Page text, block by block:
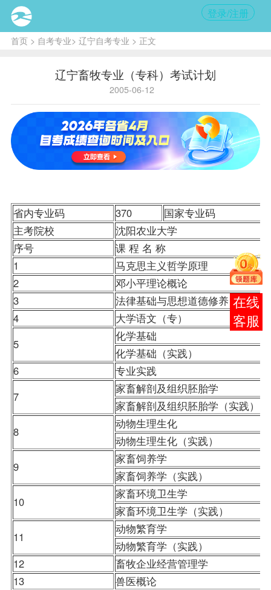
登录/注册
首页> 自考专业> 辽宁自考专业 > 正文
辽宁畜牧专业（专科）考试计划
2005-06-12
省内专业码 370
国家专业码
主考院校
沈阳农业大学
序号
课 程 名 称
1
马克思主义哲学原理
2
邓小平理论概论
3
法律基础与思想道德修养
4
大学语文 （专）
5
化学基础
化学基础（实践）
6
专业实践
7
家畜解剖及组织胚胎学
家畜解剖及组织胚胎学（实践）
8
动物生理生化
动物生理生化（实践）
9
家畜饲养学
家畜饲养学（实践）
10
家畜环境卫生学
家畜环境卫生学（实践）
11
动物繁育学
动物繁育学（实践）
12
畜牧企业经营管理学
13
兽医概论
在线
客服